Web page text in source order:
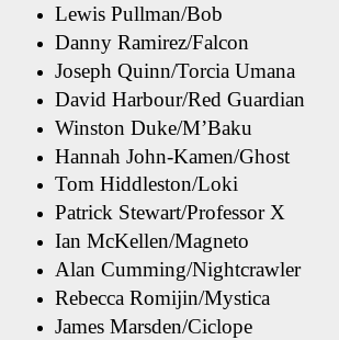
Lewis Pullman/Bob
Danny Ramirez/Falcon
Joseph Quinn/Torcia Umana
David Harbour/Red Guardian
Winston Duke/M’Baku
Hannah John-Kamen/Ghost
Tom Hiddleston/Loki
Patrick Stewart/Professor X
Ian McKellen/Magneto
Alan Cumming/Nightcrawler
Rebecca Romijin/Mystica
James Marsden/Ciclope